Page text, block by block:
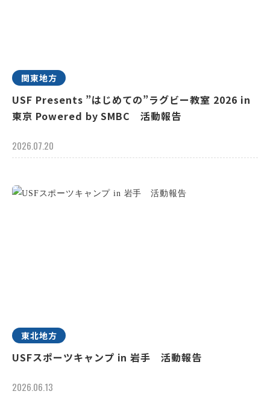
関東地方
USF Presents ”はじめての”ラグビー教室 2026 in
東京 Powered by SMBC 活動報告
2026.07.20
東北地方
USFスポーツキャンプ in 岩手 活動報告
2026.06.13